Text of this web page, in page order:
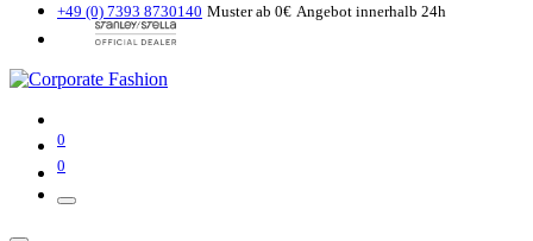
+49 (0) 7393 8730140 Muster ab 0€ Angebot innerhalb 24h
0
0